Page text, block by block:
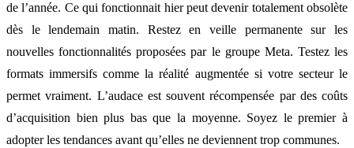
de l’année. Ce qui fonctionnait hier peut devenir totalement obsolète
dès le lendemain matin. Restez en veille permanente sur les
nouvelles fonctionnalités proposées par le groupe Meta. Testez les
formats immersifs comme la réalité augmentée si votre secteur le
permet vraiment. L’audace est souvent récompensée par des coûts
d’acquisition bien plus bas que la moyenne. Soyez le premier à
adopter les tendances avant qu’elles ne deviennent trop communes.